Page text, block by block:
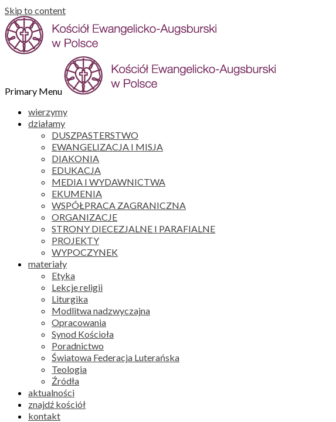
Skip to content
Primary Menu
wierzymy
działamy
DUSZPASTERSTWO
EWANGELIZACJA I MISJA
DIAKONIA
EDUKACJA
MEDIA I WYDAWNICTWA
EKUMENIA
WSPÓŁPRACA ZAGRANICZNA
ORGANIZACJE
STRONY DIECEZJALNE I PARAFIALNE
PROJEKTY
WYPOCZYNEK
materiały
Etyka
Lekcje religii
Liturgika
Modlitwa nadzwyczajna
Opracowania
Synod Kościoła
Poradnictwo
Światowa Federacja Luterańska
Teologia
Źródła
aktualności
znajdź kościół
kontakt